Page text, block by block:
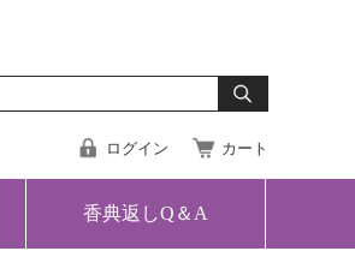
ログイン カート
香典返しQ＆A